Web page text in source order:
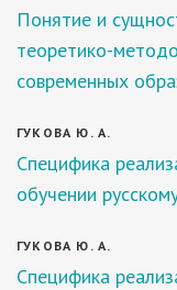
Понятие и
теоретико-
современных
ГУКОВА Ю. А.
Специфика
обучении
ГУКОВА Ю. А.
Специфика